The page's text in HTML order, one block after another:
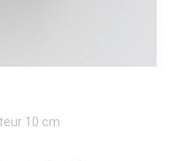
10 cm